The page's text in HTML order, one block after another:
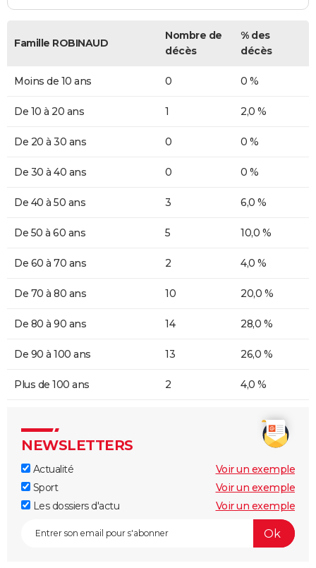
Famille ROBINAUD
Nombre de
décès
% des
décès
Moins de 10 ans 0 0 %
De 10 à 20 ans 1 2,0 %
De 20 à 30 ans 0 0 %
De 30 à 40 ans 0 0 %
De 40 à 50 ans 3 6,0 %
De 50 à 60 ans 5 10,0 %
De 60 à 70 ans 2 4,0 %
De 70 à 80 ans 10 20,0 %
De 80 à 90 ans 14 28,0 %
De 90 à 100 ans 13 26,0 %
Plus de 100 ans 2 4,0 %
NEWSLETTERS
Actualité
Voir un exemple
Sport
Voir un exemple
Les dossiers d'actu
Voir un exemple